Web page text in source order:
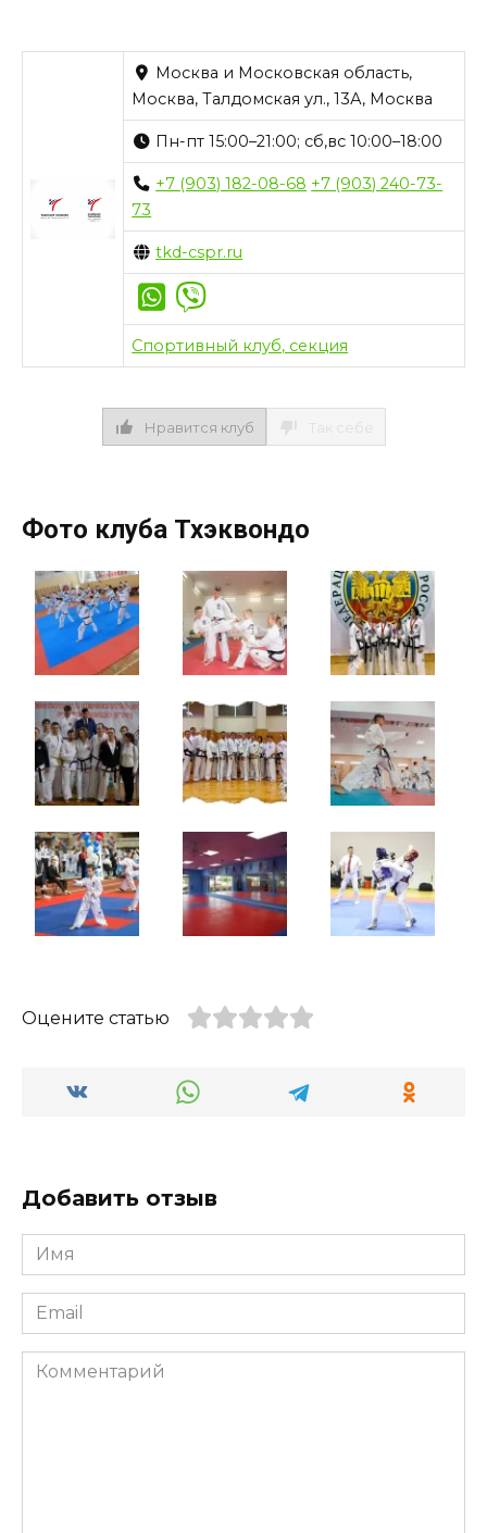
Москва и Московская область,
Москва, Талдомская ул., 13А, Москва
Пн-пт 15:00–21:00; сб,вс 10:00–18:00
+7 (903) 182-08-68 +7 (903) 240-73-
73
tkd-cspr.ru
Спортивный клуб, секция
Нравится клуб
Фото клуба Тхэквондо
Оцените статью
Добавить отзыв
Имя
*
Email
*
Комментарий